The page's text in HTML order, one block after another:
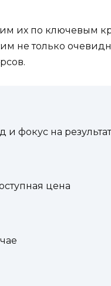
их по ключевым
не только
фокус на результат
цена